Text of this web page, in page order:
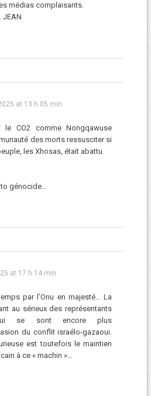
médias complaisants.
JEAN
at 13 h 05 min
le CO2 comme Nongqawuse
des morts ressusciter si
les Xhosas, était abattu.
génocide…
at 17 h 14 min
par l’Onu en majesté… La
au sérieux des représentants
se sont encore plus
du conflit israélo-gazaoui.
est toutefois le maintien
à ce « machin »…